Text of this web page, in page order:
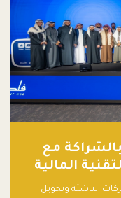
مع
المالية
الناشئة وتحويل